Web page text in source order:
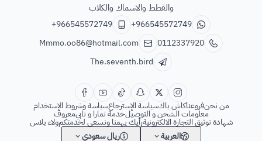
والقطط والاسماك والكلاب
+966545572749
+966545572749
0112337920
Mmmo.oo86@hotmail.com
The.seventh.bird
من نحنفروعناكاش باكسياسة الإسترجاعسياسة وشروط الإستخدام
معلومات الشحن و التوصيلخدمة تمارا و تابيمعروف
شهادة توثيق التجارة الالكترونيةرأيك يهمنا ونسعى لخدمتكمولاء بلاس
العربية
ريال سعودي